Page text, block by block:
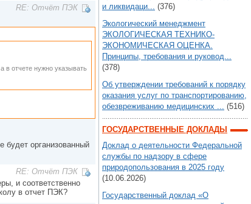
RE: Отчёт ПЭК
в отчете нужно указывать
будет организованный
RE: Отчёт ПЭК
и соответственно
в отчет ПЭК?
и ликвидаци... (376)
Экологический менеджмент
ЭКОЛОГИЧЕСКАЯ ТЕХНИКО-
ЭКОНОМИЧЕСКАЯ ОЦЕНКА.
Принципы, требования и руковод...
(378)
Об утверждении требований к порядку
оказания услуг по транспортированию,
обезвреживанию медицинских ... (516)
ГОСУДАРСТВЕННЫЕ ДОКЛАДЫ
Доклад о деятельности Федеральной
службы по надзору в сфере
природопользования в 2025 году
(10.06.2026)
Государственный доклад «О